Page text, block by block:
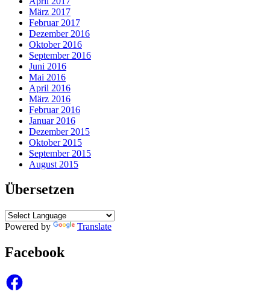
März 2017
Februar 2017
Dezember 2016
Oktober 2016
September 2016
Juni 2016
Mai 2016
April 2016
März 2016
Februar 2016
Januar 2016
Dezember 2015
Oktober 2015
September 2015
August 2015
Übersetzen
Powered by Translate
Facebook
Facebook